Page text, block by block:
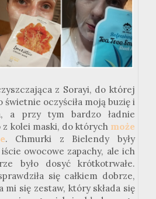
z Sorayi, do której
świetnie oczyściła moją buzię i
a przy tym bardzo ładnie
z kolei maski, do których może
. Chmurki z Bielendy były
owocowe zapachy, ale ich
było dosyć krótkotrwałe.
się całkiem dobrze,
mi się zestaw, który składa się